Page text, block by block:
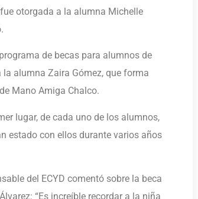
otorgada a la alumna Michelle
de becas para alumnos de
la alumna Zaira Gómez, que forma
Mano Amiga Chalco.
lugar, de cada uno de los alumnos,
estado con ellos durante varios años
del ECYD comentó sobre la beca
“Es increíble recordar a la niña